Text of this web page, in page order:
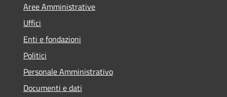
Aree Amministrative
Uffici
Enti e fondazioni
Politici
Personale Amministrativo
Documenti e dati